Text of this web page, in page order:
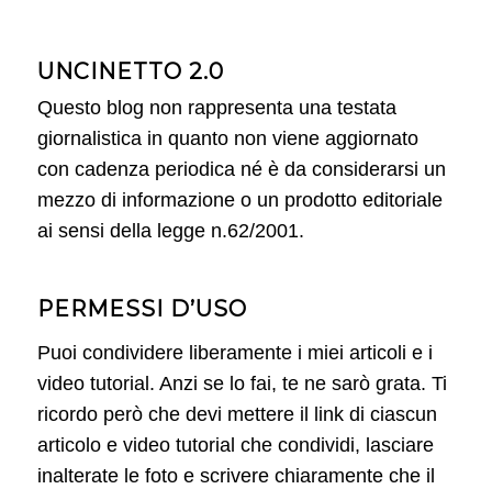
UNCINETTO 2.0
Questo blog non rappresenta una testata
giornalistica in quanto non viene aggiornato
con cadenza periodica né è da considerarsi un
mezzo di informazione o un prodotto editoriale
ai sensi della legge n.62/2001.
PERMESSI D’USO
Puoi condividere liberamente i miei articoli e i
video tutorial. Anzi se lo fai, te ne sarò grata. Ti
ricordo però che devi mettere il link di ciascun
articolo e video tutorial che condividi, lasciare
inalterate le foto e scrivere chiaramente che il